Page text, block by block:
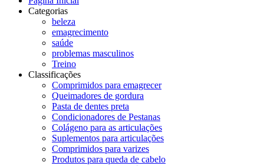
Categorias
beleza
emagrecimento
saúde
problemas masculinos
Treino
Classificações
Comprimidos para emagrecer
Queimadores de gordura
Pasta de dentes preta
Condicionadores de Pestanas
Colágeno para as articulações
Suplementos para articulações
Comprimidos para varizes
Produtos para queda de cabelo